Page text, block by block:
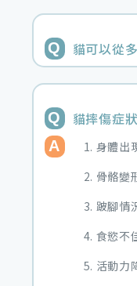
貓可以從
貓摔傷症
身體出
骨骼變
跛腳情
食慾不
活動力